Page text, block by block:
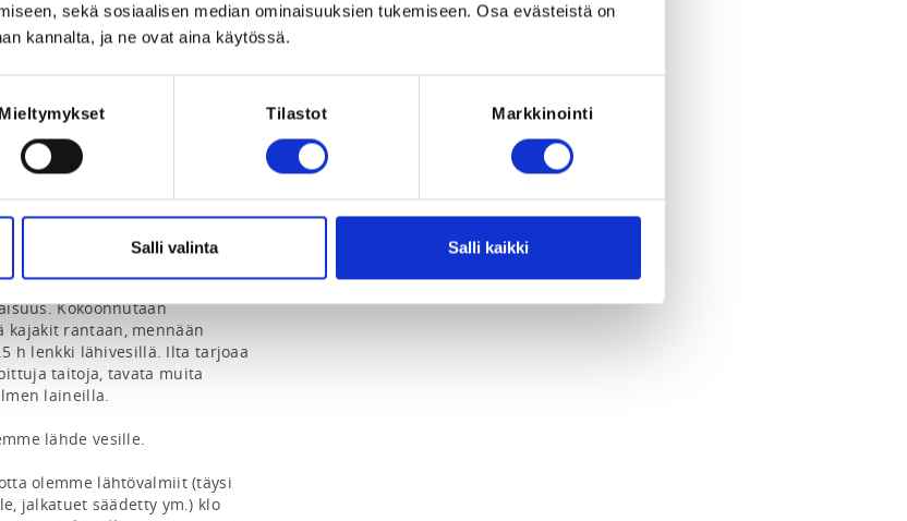
sekä sosiaalisen median ominaisuuksien tukemiseen. Osa evästeistä on
kannalta, ja ne ovat aina käytössä.
Mieltymykset Tilastot Markkinointi
Salli valinta Salli kaikki
Melojien
(Meloja 1).
ohjattu iltalenkki
ja melonnan
Kokoonnutaan
kajakit rantaan, mennään
h lenkki lähivesillä. Ilta tarjoaa
taitoja, tavata muita
laineilla.
lähde vesille.
olemme lähtövalmiit (täysi
jalkatuet säädetty ym.) klo